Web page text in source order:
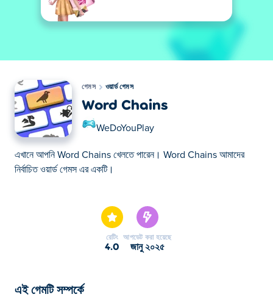
গেমস ওয়ার্ড গেমস
Word Chains
WeDoYouPlay
এখানে আপনি Word Chains খেলতে পারেন। Word Chains আমাদের
নির্বাচিত ওয়ার্ড গেমস এর একটি।
রেটিং
4.0
আপডেট করা হয়েছে
জানু ২০২৫
এই গেমটি সম্পর্কে